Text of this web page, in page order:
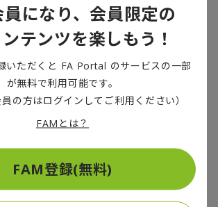
小さく収益化もしづらいというジレ
。
術者をレガシーシステムのメンテナ
ような人材配置を行うと退職に直結
ため、意欲的な人材に学びの場を与
なる。企業の枠を超えた協業によっ
法人情報サービス産業協会（
）
National Training Center
）プ
※3）はその好例といえよう。
になり、会員限定の
テンツを楽しもう！
いただくと FA Portal のサービスの一部
が無料で利用可能です。
員の方はログインしてご利用ください）
FAMとは？
FAM登録(無料)